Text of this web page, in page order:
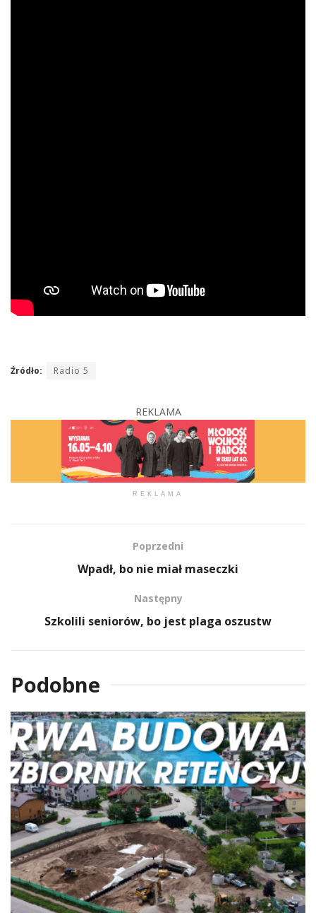
Źródło: Radio 5
REKLAMA
REKLAMA
Poprzedni
Wpadł, bo nie miał maseczki
Następny
Szkolili seniorów, bo jest plaga oszustw
Podobne